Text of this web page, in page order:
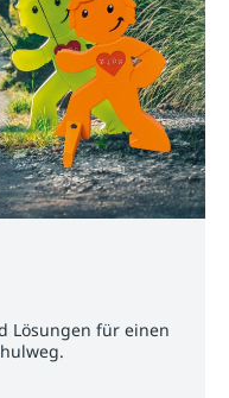
Lösungen für einen